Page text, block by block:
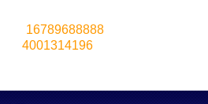
16789688888